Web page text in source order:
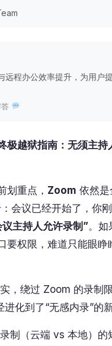
程办公效率提升，为用户
越狱指南：无须主持
划重点， Zoom 依然是
会议已经开始了，你
主持人允许录制”。如
要权限，难道只能眼睁
，绕过 Zoom 的录制
化到了“无感内录”的
制（云端 vs 本地）的